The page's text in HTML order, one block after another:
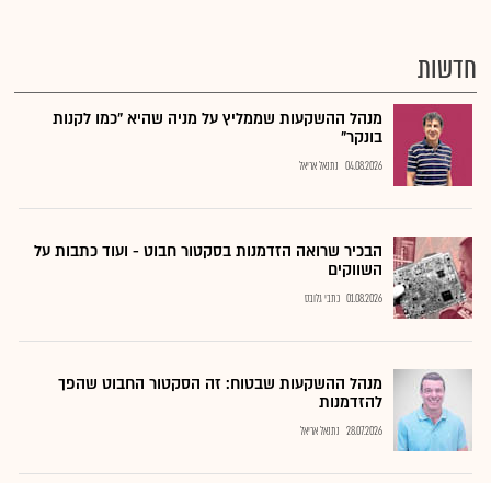
חדשות
מנהל ההשקעות שממליץ על מניה שהיא "כמו לקנות
בונקר"
04.08.2026 נתנאל אריאל
הבכיר שרואה הזדמנות בסקטור חבוט - ועוד כתבות על
השווקים
01.08.2026 כתבי גלובס
מנהל ההשקעות שבטוח: זה הסקטור החבוט שהפך
להזדמנות
28.07.2026 נתנאל אריאל